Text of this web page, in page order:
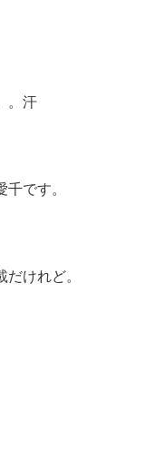
。汗
です。
けれど。